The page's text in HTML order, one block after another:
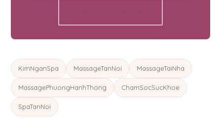
KimNganSpa MassageTanNoi MassageTaiNha
MassagePhuongHanhThong ChamSocSucKhoe
SpaTanNoi